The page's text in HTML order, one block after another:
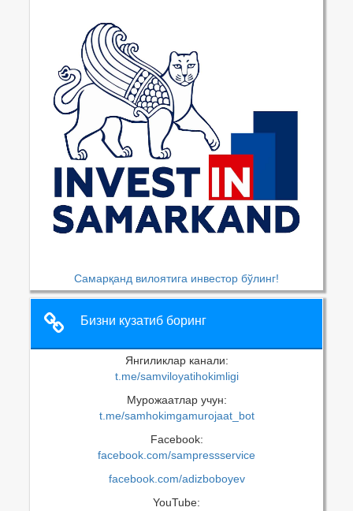
Самарқанд вилоятига инвестор бўлинг!
Бизни кузатиб боринг
Янгиликлар канали:
t.me/samviloyatihokimligi
Мурожаатлар учун:
t.me/samhokimgamurojaat_bot
Facebook:
facebook.com/sampressservice
facebook.com/adizboboyev
YouTube: